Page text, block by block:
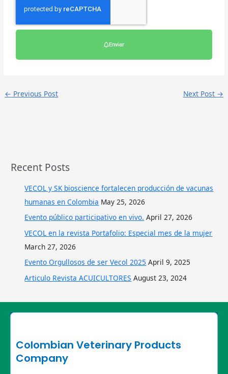
Enviar
← Previous Post Next Post →
Recent Posts
VECOL y SK bioscience fortalecen producción de vacunas
humanas en Colombia May 25, 2026
Evento público participativo en vivo. April 27, 2026
VECOL en la revista Portafolio: Especial mes de la mujer
March 27, 2026
Evento Orgullosos de ser Vecol 2025 April 9, 2025
Articulo Revista ACUICULTORES August 23, 2024
Colombian Veterinary Products
Company